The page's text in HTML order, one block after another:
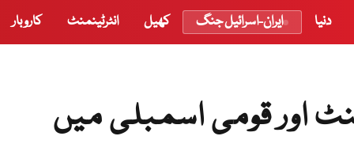
دنیا ایران-اسرائیل جنگ کھیل انٹرٹینمنٹ کاروبار
اور قومی اسمبلی میں